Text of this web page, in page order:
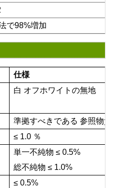
で98%増加
仕様
白 オフホワイトの無地
準拠すべきである 参照物質
≤ 1.0 ％
単一不純物 ≤ 0.5%
総不純物 ≤ 1.0%
≤ 0.5%